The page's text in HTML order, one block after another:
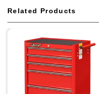
Related Products